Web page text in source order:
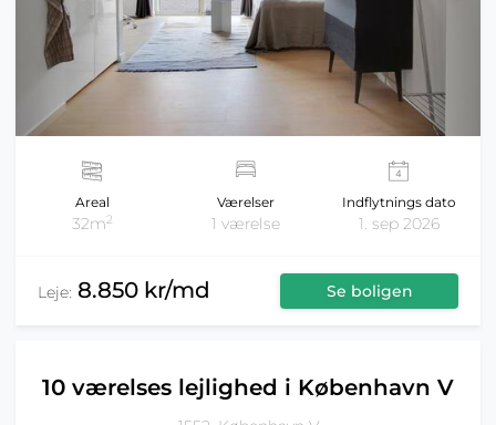
Areal
32m2
Værelser
1 værelse
Indflytnings dato
1. sep 2026
Leje: 8.850 kr/md Se boligen
10 værelses lejlighed i København V